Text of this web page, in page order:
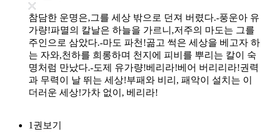
참담한 운명은,그를 세상 밖으로 던져 버렸다.-풍운아 유
가량!파멸의 칼날은 하늘을 가르니,저주의 마도는 그를
주인으로 삼았다.-마도 파천!곪고 썩은 세상을 베고자 하
는 자와,천하를 희롱하며 천지에 피비를 뿌리는 칼이 숙
명처럼 만났다.-도제 유가량!베리라!베어 버리리라!권력
과 무력이 날 뛰는 세상!부패와 비리, 패악이 설치는 이
더러운 세상!가차 없이, 베리라!
1권보기